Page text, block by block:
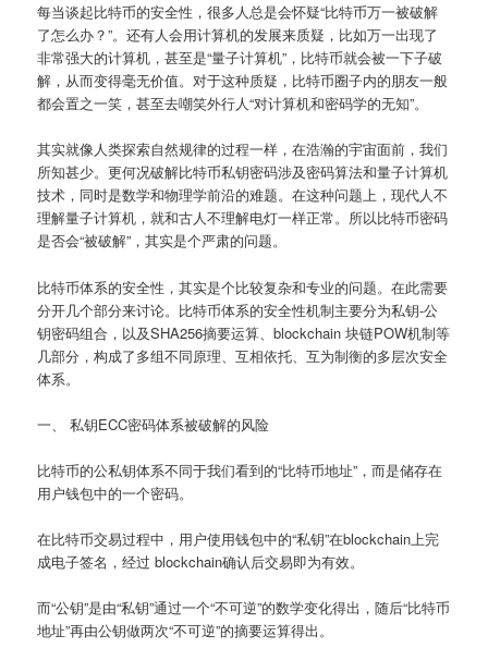
每当谈起比特币的安全性，很多人总是会怀疑“比特币万一被破解
了怎么办？”。还有人会用计算机的发展来质疑，比如万一出现了
非常强大的计算机，甚至是“量子计算机”，比特币就会被一下子破
解，从而变得毫无价值。对于这种质疑，比特币圈子内的朋友一般
都会置之一笑，甚至去嘲笑外行人“对计算机和密码学的无知”。
其实就像人类探索自然规律的过程一样，在浩瀚的宇宙面前，我们
所知甚少。更何况破解比特币私钥密码涉及密码算法和量子计算机
技术，同时是数学和物理学前沿的难题。在这种问题上，现代人不
理解量子计算机，就和古人不理解电灯一样正常。所以比特币密码
是否会“被破解”，其实是个严肃的问题。
比特币体系的安全性，其实是个比较复杂和专业的问题。在此需要
分开几个部分来讨论。比特币体系的安全性机制主要分为私钥-公
钥密码组合，以及SHA256摘要运算、blockchain 块链POW机制等
几部分，构成了多组不同原理、互相依托、互为制衡的多层次安全
体系。
一、 私钥ECC密码体系被破解的风险
比特币的公私钥体系不同于我们看到的“比特币地址”，而是储存在
用户钱包中的一个密码。
在比特币交易过程中，用户使用钱包中的“私钥”在blockchain上完
成电子签名，经过 blockchain确认后交易即为有效。
而“公钥”是由“私钥”通过一个“不可逆”的数学变化得出，随后“比特币
地址”再由公钥做两次“不可逆”的摘要运算得出。